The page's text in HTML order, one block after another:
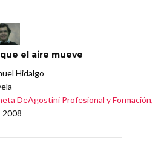
el aire mueve
Hidalgo
DeAgostini Profesional y Formación,
2008